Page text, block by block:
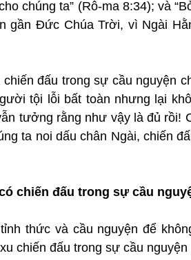
chúng ta” (Rô-ma 8:34); và
gần Đức Chúa Trời, vì Ngài
đấu trong sự cầu nguyện
tội lỗi bất toàn nhưng lại
tưởng rằng như vậy là đủ rồi!
ta noi dấu chân Ngài, chiến
chiến đấu trong sự cầu
thức và cầu nguyện để
chiến đấu trong sự cầu nguyện